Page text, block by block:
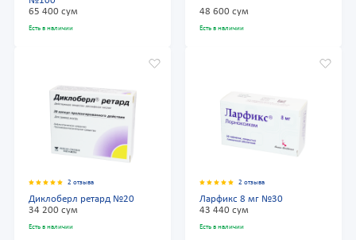
65 400 сум
Есть в наличии
48 600 сум
Есть в наличии
2 отзыва
Диклоберл ретард №20
34 200 сум
Есть в наличии
2 отзыва
Ларфикс 8 мг №30
43 440 сум
Есть в наличии